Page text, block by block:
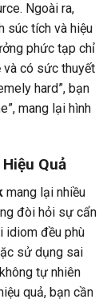
Ngoài ra,
súc tích và hiệu
phức tạp chỉ
và có sức thuyết
hard”, bạn
mang lại hình
Quả
mang lại nhiều
đòi hỏi sự cẩn
idiom đều phù
sử dụng sai
tự nhiên
quả, bạn cần